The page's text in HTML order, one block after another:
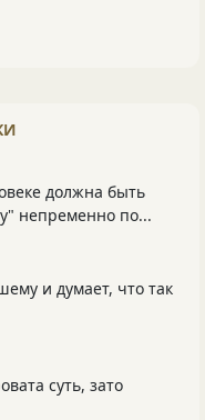
должна быть
непременно по...
и думает, что так
суть, зато